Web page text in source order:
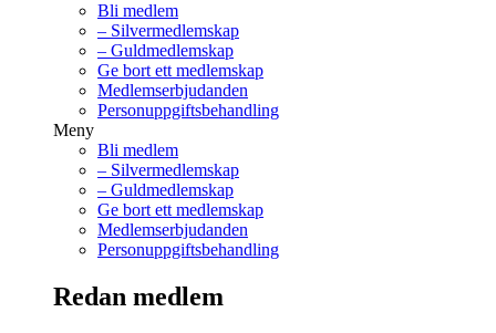
Bli medlem
– Silvermedlemskap
– Guldmedlemskap
Ge bort ett medlemskap
Medlemserbjudanden
Personuppgiftsbehandling
Meny
Bli medlem
– Silvermedlemskap
– Guldmedlemskap
Ge bort ett medlemskap
Medlemserbjudanden
Personuppgiftsbehandling
Redan medlem